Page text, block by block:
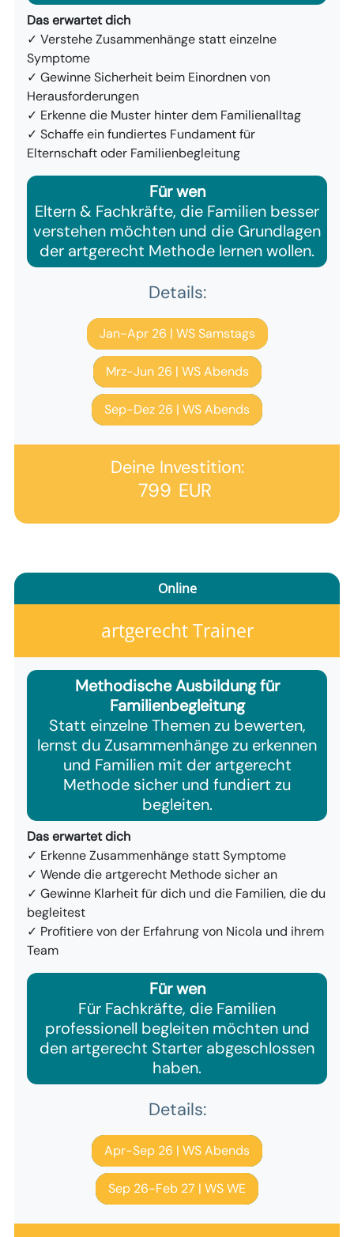
Das erwartet dich
✓ Verstehe Zusammenhänge statt einzelne
Symptome
✓ Gewinne Sicherheit beim Einordnen von
Herausforderungen
✓ Erkenne die Muster hinter dem Familienalltag
✓ Schaffe ein fundiertes Fundament für
Elternschaft oder Familienbegleitung
Für wen
Eltern & Fachkräfte, die Familien besser
verstehen möchten und die Grundlagen
der artgerecht Methode lernen wollen.
Details:
Jan-Apr 26 | WS Samstags
Mrz-Jun 26 | WS Abends
Sep-Dez 26 | WS Abends
Deine Investition:
799 EUR
Online
artgerecht Trainer
Methodische Ausbildung für
Familienbegleitung
Statt einzelne Themen zu bewerten,
lernst du Zusammenhänge zu erkennen
und Familien mit der artgerecht
Methode sicher und fundiert zu
begleiten.
Das erwartet dich
✓ Erkenne Zusammenhänge statt Symptome
✓ Wende die artgerecht Methode sicher an
✓ Gewinne Klarheit für dich und die Familien, die du
begleitest
✓ Profitiere von der Erfahrung von Nicola und ihrem
Team
Für wen
Für Fachkräfte, die Familien
professionell begleiten möchten und
den artgerecht Starter abgeschlossen
haben.
Details:
Apr-Sep 26 | WS Abends
Sep 26-Feb 27 | WS WE